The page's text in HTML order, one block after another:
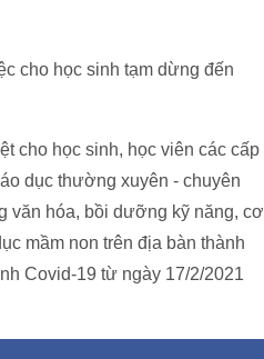
cho học sinh tạm dừng đến
cho học sinh, học viên các cấp
dục thường xuyên - chuyên
văn hóa, bồi dưỡng kỹ năng, cơ
mầm non trên địa bàn thành
Covid-19 từ ngày 17/2/2021